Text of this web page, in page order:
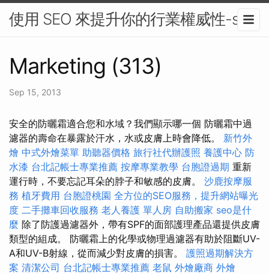
使用 SEO 來提升你的行業權威性-seo
Marketing (313)
Sep 15, 2013
安全的防曬霜適合您和水域？我們顯示哪一個 防曬霜中過
濾器的壽命在暴露於汗水，水或皮膚上時會降低。 新竹外
燴 中式外燴菜單 助聽器價格 旅行社代辦護照 養護中心 防
水漆 台北記帳士專業推薦 按摩專業教學 台胞證過期 重新
運行時，不要忘記耳朵的脖子和敏感的皮膚。 沙鹿按摩服
務 植牙費用 台胞證桃園 全方位的SEO服務，提升網站曝光
度 二手攤車回收服務 老人養護 單人房 自助搬家 seo是什
麼 除了防護過濾器外，帶有SPF的面部護理產品還提供皮膚
類型的組成。 防曬霜上的化學或物理過濾器有助於阻斷​​UV-
A和UV-B射線，從而減少對皮膚的損害。 護照過期解決方
案 清潔公司 台北記帳士專業推薦 老鼠 外燴廠商 外燴